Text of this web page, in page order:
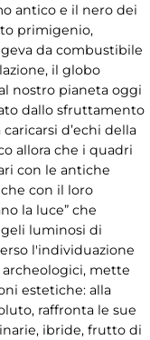
antico e il nero dei
primigenio,
da combustibile
il globo
nostro pianeta oggi
dallo sfruttamento
d’echi della
allora che i quadri
con le antiche
con il loro
la luce” che
luminosi di
l'individuazione
mette
estetiche: alla
raffronta le sue
ibride, frutto di